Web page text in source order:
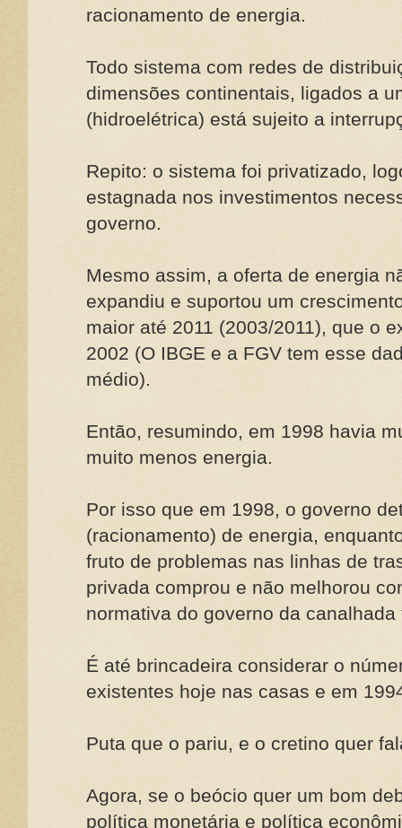
racionamento de energia.
Todo sistema com redes de
dimensões continentais, ligados a
(hidroelétrica) está sujeito a
Repito: o sistema foi privatizado,
estagnada nos investimentos
governo.
Mesmo assim, a oferta de energia
expandiu e suportou um
maior até 2011 (2003/2011), que o
2002 (O IBGE e a FGV tem esse
médio).
Então, resumindo, em 1998 havia
muito menos energia.
Por isso que em 1998, o governo
(racionamento) de energia,
fruto de problemas nas linhas de
privada comprou e não melhorou
normativa do governo da canalhada
É até brincadeira considerar o
existentes hoje nas casas e em
Puta que o pariu, e o cretino quer
Agora, se o beócio quer um bom
política monetária e política